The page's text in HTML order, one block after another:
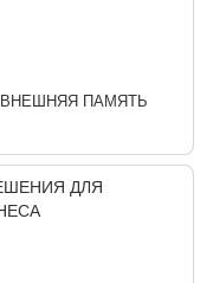
ВНЕШНЯЯ ПАМЯТЬ